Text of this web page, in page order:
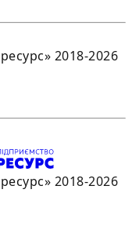
2018-2026
2018-2026